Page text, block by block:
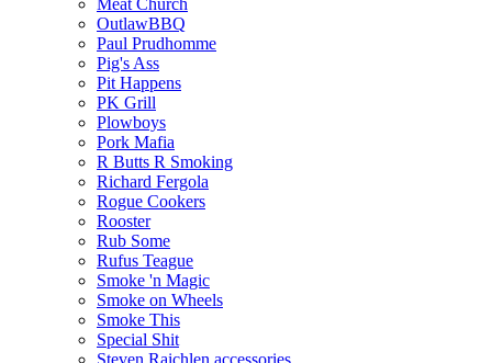
Meat Church
OutlawBBQ
Paul Prudhomme
Pig's Ass
Pit Happens
PK Grill
Plowboys
Pork Mafia
R Butts R Smoking
Richard Fergola
Rogue Cookers
Rooster
Rub Some
Rufus Teague
Smoke 'n Magic
Smoke on Wheels
Smoke This
Special Shit
Steven Raichlen accessories